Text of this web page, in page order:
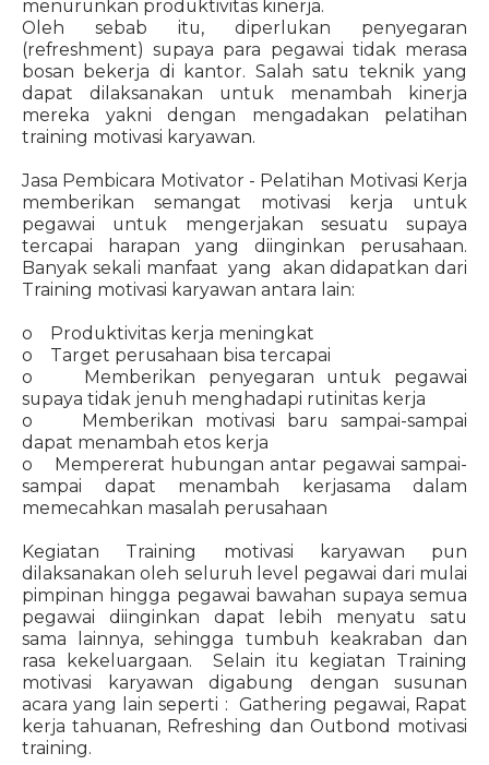
menurunkan produktivitas kinerja.
Oleh sebab itu, diperlukan penyegaran
(refreshment) supaya para pegawai tidak merasa
bosan bekerja di kantor. Salah satu teknik yang
dapat dilaksanakan untuk menambah kinerja
mereka yakni dengan mengadakan pelatihan
training motivasi karyawan.
Jasa Pembicara Motivator - Pelatihan Motivasi Kerja
memberikan semangat motivasi kerja untuk
pegawai untuk mengerjakan sesuatu supaya
tercapai harapan yang diinginkan perusahaan.
Banyak sekali manfaat yang akan didapatkan dari
Training motivasi karyawan antara lain:
o Produktivitas kerja meningkat
o Target perusahaan bisa tercapai
o Memberikan penyegaran untuk pegawai
supaya tidak jenuh menghadapi rutinitas kerja
o Memberikan motivasi baru sampai-sampai
dapat menambah etos kerja
o Mempererat hubungan antar pegawai sampai-
sampai dapat menambah kerjasama dalam
memecahkan masalah perusahaan
Kegiatan Training motivasi karyawan pun
dilaksanakan oleh seluruh level pegawai dari mulai
pimpinan hingga pegawai bawahan supaya semua
pegawai diinginkan dapat lebih menyatu satu
sama lainnya, sehingga tumbuh keakraban dan
rasa kekeluargaan. Selain itu kegiatan Training
motivasi karyawan digabung dengan susunan
acara yang lain seperti : Gathering pegawai, Rapat
kerja tahuanan, Refreshing dan Outbond motivasi
training.